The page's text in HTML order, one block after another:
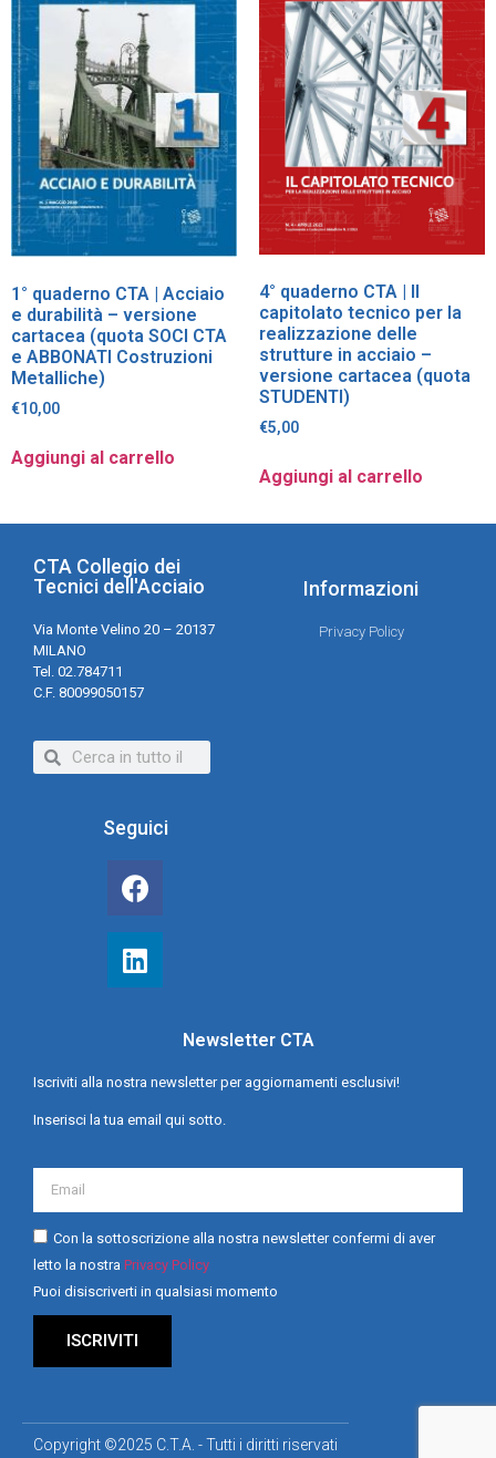
1° quaderno CTA | Acciaio
e durabilità – versione
cartacea (quota SOCI CTA
e ABBONATI Costruzioni
Metalliche)
€10,00
Aggiungi al carrello
4° quaderno CTA | Il
capitolato tecnico per la
realizzazione delle
strutture in acciaio –
versione cartacea (quota
STUDENTI)
€5,00
Aggiungi al carrello
CTA Collegio dei
Tecnici dell'Acciaio
Via Monte Velino 20 – 20137
MILANO
Tel. 02.784711
C.F. 80099050157
Informazioni
Privacy Policy
Seguici
Newsletter CTA
Iscriviti alla nostra newsletter per aggiornamenti esclusivi!
Inserisci la tua email qui sotto.
Con la sottoscrizione alla nostra newsletter confermi di aver
letto la nostra Privacy Policy
Puoi disiscriverti in qualsiasi momento
ISCRIVITI
Copyright ©2025 C.T.A. - Tutti i diritti riservati